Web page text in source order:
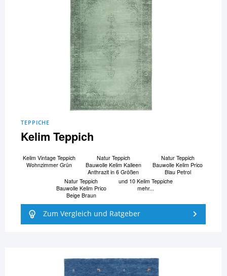
TEPPICHE
Kelim Teppich
Kelim Vintage Teppich
Wohnzimmer Grün
Natur Teppich
Bauwolle Kelim Kalleen
Anthrazit in 6 Größen
Natur Teppich
Bauwolle Kelim Prico
Blau Petrol
Natur Teppich
Bauwolle Kelim Prico
Beige Braun
und 10 Kelim Teppiche
mehr...
Zum Vergleich und Ratgeber